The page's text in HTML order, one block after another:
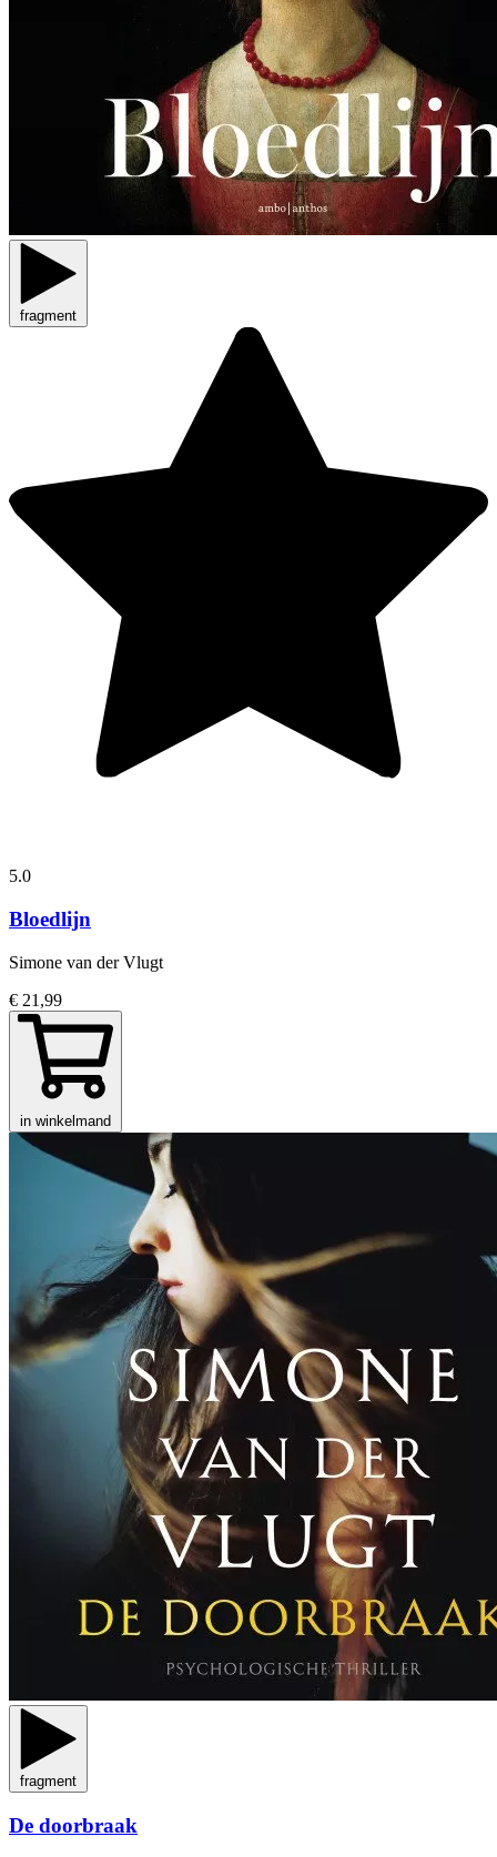
fragment
5.0
Bloedlijn
Simone van der Vlugt
€ 21,99
in winkelmand
fragment
De doorbraak